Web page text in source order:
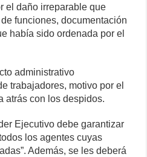
el daño irreparable que
funciones, documentación
había sido ordenada por el
administrativo
trabajadores, motivo por el
atrás con los despidos.
Ejecutivo debe garantizar
los agentes cuyas
Además, se les deberá